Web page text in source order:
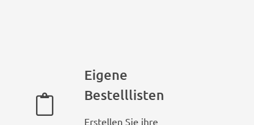
Eigene
Bestelllisten
Erstellen Sie ihre